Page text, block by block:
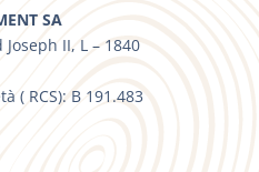
SA
II, L – 1840
( RCS): B 191.483